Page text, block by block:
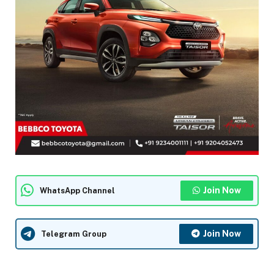
WhatsApp Channel Join Now
Telegram Group Join Now